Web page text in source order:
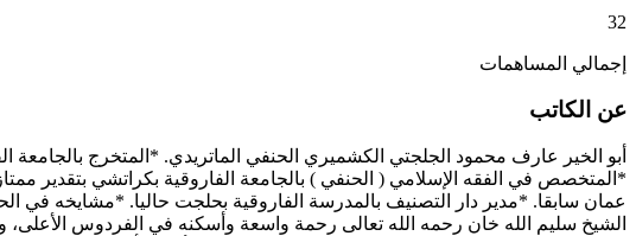
32
إجمالي المساهمات
عن الكاتب
أبو الخير عارف محمود الجلجتي الكشميري الحنفي الماتريدي. *المتخرج بالجامعة
*المتخصص في الفقه الإسلامي ( الحنفي ) بالجامعة الفاروقية بكراتشي بتقدير
عمان سابقا. *مدير دار التصنيف بالمدرسة الفاروقية بحلجت حاليا. *مشايخه في
الشيخ سليم الله خان رحمه الله تعالى رحمة واسعة وأسكنه في الفردوس